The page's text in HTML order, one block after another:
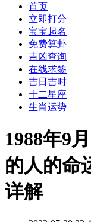
首页
立即打分
宝宝起名
免费算卦
吉凶查询
在线求签
吉日吉时
十二星座
生肖运势
1988年9
的人的命
详解